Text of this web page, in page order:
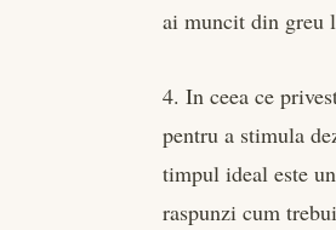
ai muncit din greu
4. In ceea ce
pentru a stimula
timpul ideal este
raspunzi cum